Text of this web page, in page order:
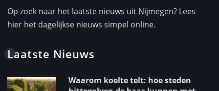
Op zoek naar het laatste nieuws uit Nijmegen? Lees
hier het dagelijkse nieuws simpel online.
Laatste Nieuws
Waarom koelte telt: hoe steden